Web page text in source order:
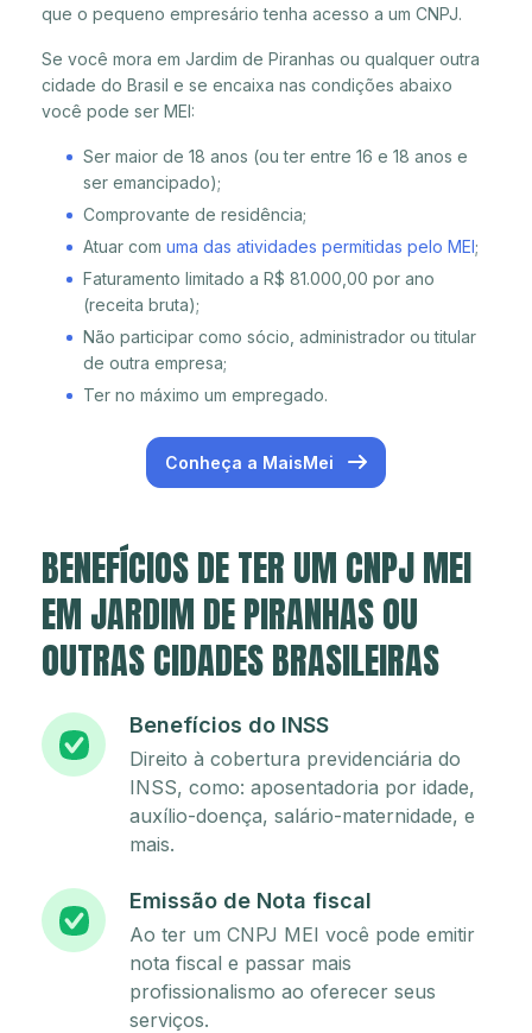
que o pequeno empresário tenha acesso a um CNPJ.
Se você mora em Jardim de Piranhas ou qualquer outra
cidade do Brasil e se encaixa nas condições abaixo
você pode ser MEI:
Ser maior de 18 anos (ou ter entre 16 e 18 anos e
ser emancipado);
Comprovante de residência;
Atuar com uma das atividades permitidas pelo MEI;
Faturamento limitado a R$ 81.000,00 por ano
(receita bruta);
Não participar como sócio, administrador ou titular
de outra empresa;
Ter no máximo um empregado.
Conheça a MaisMei
BENEFÍCIOS DE TER UM CNPJ MEI
EM JARDIM DE PIRANHAS OU
OUTRAS CIDADES BRASILEIRAS
Benefícios do INSS
Direito à cobertura previdenciária do
INSS, como: aposentadoria por idade,
auxílio-doença, salário-maternidade, e
mais.
Emissão de Nota fiscal
Ao ter um CNPJ MEI você pode emitir
nota fiscal e passar mais
profissionalismo ao oferecer seus
serviços.